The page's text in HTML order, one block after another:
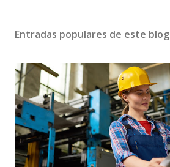
Entradas populares de este blog